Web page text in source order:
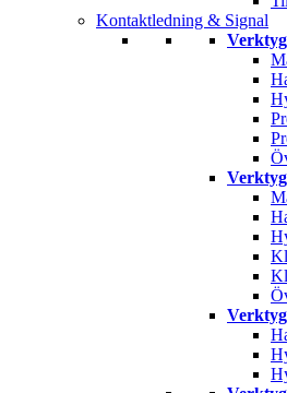
Kontaktledning & Signal